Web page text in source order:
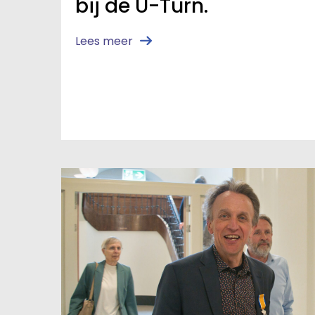
bij de U-Turn.
Lees meer